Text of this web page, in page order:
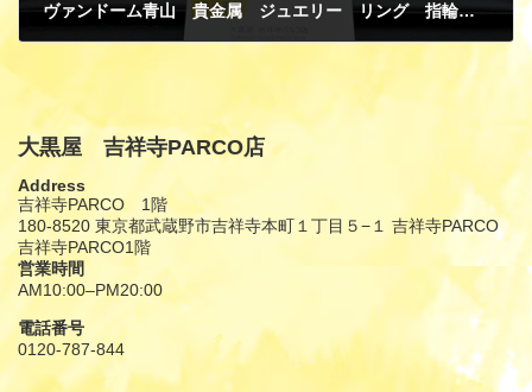
ヴァンドーム青山 貴金属 ジュエリー リング 指輪 K18 ピンクゴールド イエローゴールド アメジスト サファイア ダイヤモンド 買取
大黒屋 吉祥寺PARCO店
Address
吉祥寺PARCO 1階
180-8520 東京都武蔵野市吉祥寺本町１丁目５−１ 吉祥寺PARCO
吉祥寺PARCO1階
営業時間
AM10:00–PM20:00
電話番号
0120-787-844